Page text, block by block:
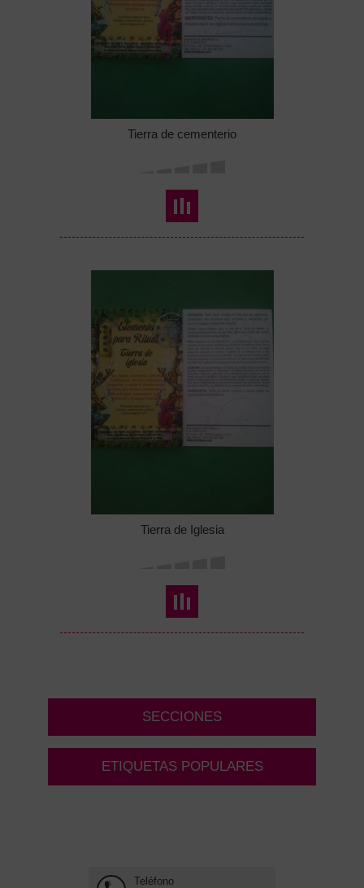
Tierra de cementerio
Tierra de Iglesia
SECCIONES
ETIQUETAS POPULARES
Teléfono